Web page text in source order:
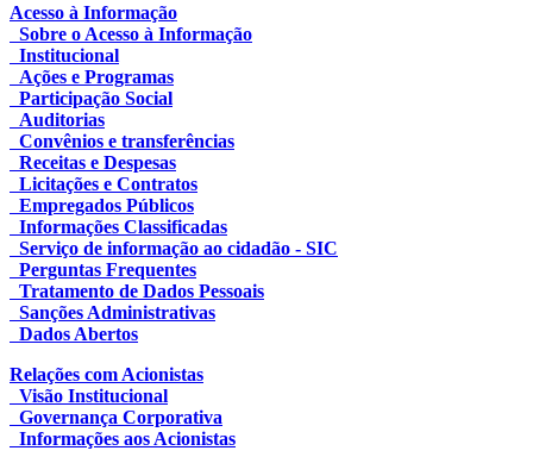
Acesso à Informação
Sobre o Acesso à Informação
Institucional
Ações e Programas
Participação Social
Auditorias
Convênios e transferências
Receitas e Despesas
Licitações e Contratos
Empregados Públicos
Informações Classificadas
Serviço de informação ao cidadão - SIC
Perguntas Frequentes
Tratamento de Dados Pessoais
Sanções Administrativas
Dados Abertos
Relações com Acionistas
Visão Institucional
Governança Corporativa
Informações aos Acionistas